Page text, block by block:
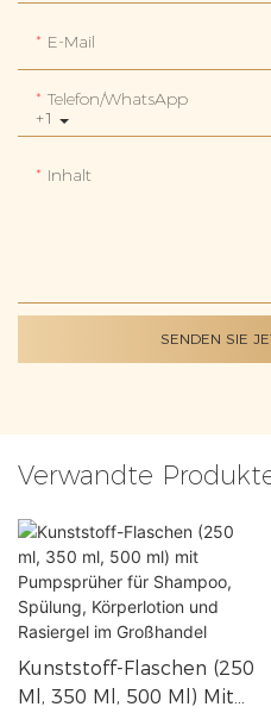
E-Mail
+1
Telefon/WhatsApp
Inhalt
SENDEN SIE
Verwandte
Kunststoff-Flaschen (250
Ml, 350 Ml, 500 Ml) Mit